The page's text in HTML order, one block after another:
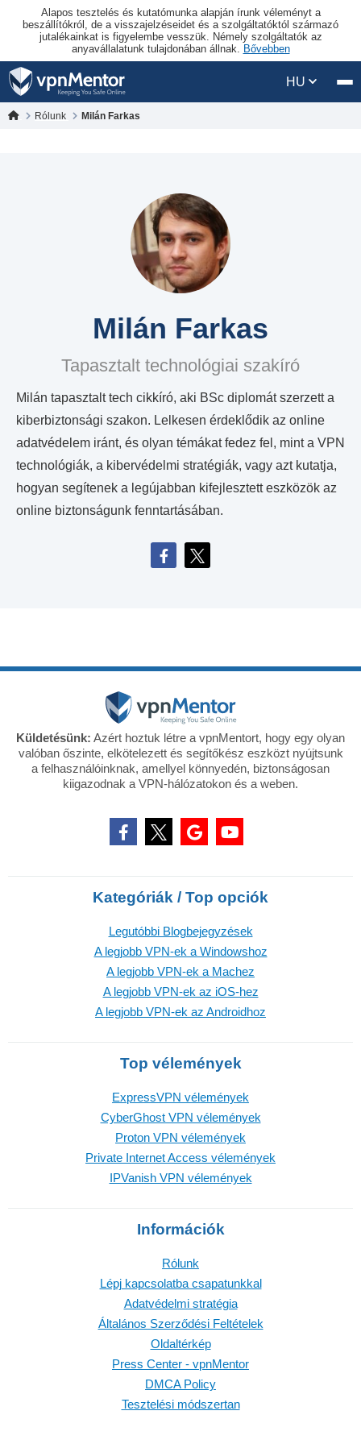
Alapos tesztelés és kutatómunka alapján írunk véleményt a
beszállítókról, de a visszajelzéseidet és a szolgáltatóktól származó
jutalékainkat is figyelembe vesszük. Némely szolgáltatók az
anyavállalatunk tulajdonában állnak. Bővebben
HU
Rólunk Milán Farkas
Milán Farkas
Tapasztalt technológiai szakíró
Milán tapasztalt tech cikkíró, aki BSc diplomát szerzett a
kiberbiztonsági szakon. Lelkesen érdeklődik az online
adatvédelem iránt, és olyan témákat fedez fel, mint a VPN
technológiák, a kibervédelmi stratégiák, vagy azt kutatja,
hogyan segítenek a legújabban kifejlesztett eszközök az
online biztonságunk fenntartásában.
Küldetésünk: Azért hoztuk létre a vpnMentort, hogy egy olyan
valóban őszinte, elkötelezett és segítőkész eszközt nyújtsunk
a felhasználóinknak, amellyel könnyedén, biztonságosan
kiigazodnak a VPN-hálózatokon és a weben.
Kategóriák / Top opciók
Legutóbbi Blogbejegyzések
A legjobb VPN-ek a Windowshoz
A legjobb VPN-ek a Machez
A legjobb VPN-ek az iOS-hez
A legjobb VPN-ek az Androidhoz
Top vélemények
ExpressVPN vélemények
CyberGhost VPN vélemények
Proton VPN vélemények
Private Internet Access vélemények
IPVanish VPN vélemények
Információk
Rólunk
Lépj kapcsolatba csapatunkkal
Adatvédelmi stratégia
Általános Szerződési Feltételek
Oldaltérkép
Press Center - vpnMentor
DMCA Policy
Tesztelési módszertan